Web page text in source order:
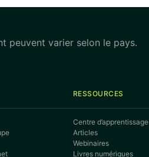
peuvent varier selon le pays.
RESSOURCES
Centre d’apprentissage
Articles
Webinaires
Livres numériques